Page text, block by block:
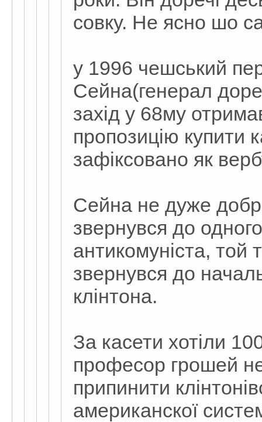
совку. Не ясно шо
у 1996 чешський
Сейна(генерал
захід у 68му
пропозицію купити
зафіксовано як
Сейна не дуже
звернувся до
антикомуніста, той
звернувся до
клінтона.
За касети хотіли
професор грошей
припинити
американскої